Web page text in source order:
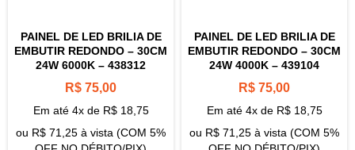
PAINEL DE LED BRILIA DE
EMBUTIR REDONDO – 30CM
24W 6000K – 438312
R$ 75,00
Em até 4x de R$18,75
ou R$ 71,25 à vista (COM 5%
PAINEL DE LED BRILIA DE
EMBUTIR REDONDO – 30CM
24W 4000K – 439104
R$ 75,00
Em até 4x de R$18,75
ou R$ 71,25 à vista (COM 5%